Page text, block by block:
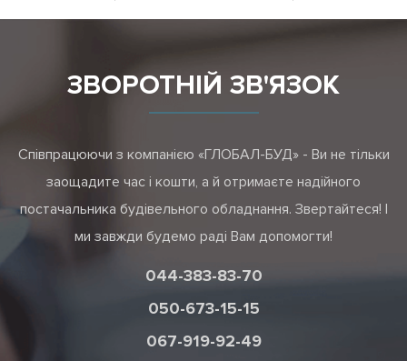
ЗВОРОТНІЙ ЗВ'ЯЗОК
Співпрацюючи з компанією «ГЛОБАЛ-БУД» - Ви не тільки
заощадите час і кошти, а й отримаєте надійного
постачальника будівельного обладнання. Звертайтеся! І
ми завжди будемо раді Вам допомогти!
044-383-83-70
050-673-15-15
067-919-92-49